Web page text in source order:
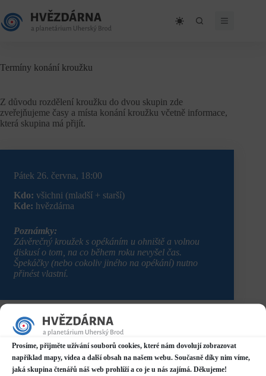
Prosíme, přijměte užívání souborů cookies, které nám dovolují zobrazovat
například mapy, videa a další obsah na našem webu. Současně díky nim víme,
jaká skupina čtenářů náš web prohlíží a co je u nás zajímá. Děkujeme!
to
content
Termíny konání kroužku
Z důvodu rozdělení kroužku do dvou skupin zde
zveřejňujeme časy a místa konání kroužku včetně informace,
která skupina má přijít.
Pátek 26. června, 18:00
Kdo: všichni (mladší + starší)
Kde: hvězdárna
Poznámky:
Závěrečný kroužek s opékáním u ohniště a volnou
diskusí o tom, na co během roku nevyšel čas.
Špekáčky (nebo cokoliv jiného na opékání) nutno
přinést vlastní.
Pátek ??. září, 18:00